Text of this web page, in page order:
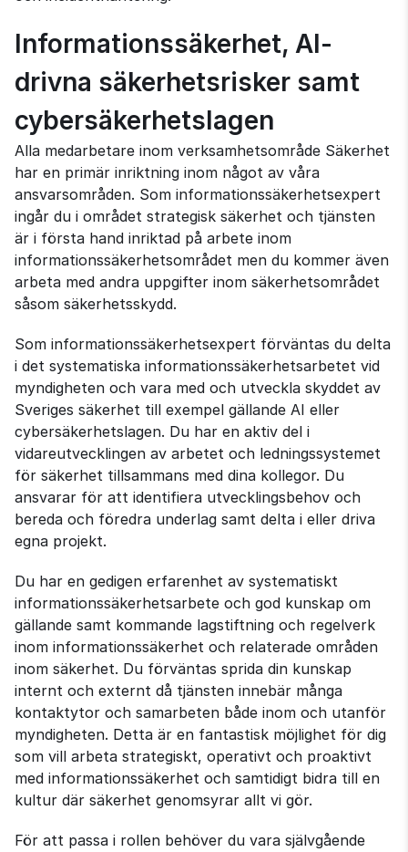
Informationssäkerhet, AI-
drivna säkerhetsrisker samt
cybersäkerhetslagen
Alla medarbetare inom verksamhetsområde Säkerhet
har en primär inriktning inom något av våra
ansvarsområden. Som informationssäkerhetsexpert
ingår du i området strategisk säkerhet och tjänsten
är i första hand inriktad på arbete inom
informationssäkerhetsområdet men du kommer även
arbeta med andra uppgifter inom säkerhetsområdet
såsom säkerhetsskydd.
Som informationssäkerhetsexpert förväntas du delta
i det systematiska informationssäkerhetsarbetet vid
myndigheten och vara med och utveckla skyddet av
Sveriges säkerhet till exempel gällande AI eller
cybersäkerhetslagen. Du har en aktiv del i
vidareutvecklingen av arbetet och ledningssystemet
för säkerhet tillsammans med dina kollegor. Du
ansvarar för att identifiera utvecklingsbehov och
bereda och föredra underlag samt delta i eller driva
egna projekt.
Du har en gedigen erfarenhet av systematiskt
informationssäkerhetsarbete och god kunskap om
gällande samt kommande lagstiftning och regelverk
inom informationssäkerhet och relaterade områden
inom säkerhet. Du förväntas sprida din kunskap
internt och externt då tjänsten innebär många
kontaktytor och samarbeten både inom och utanför
myndigheten. Detta är en fantastisk möjlighet för dig
som vill arbeta strategiskt, operativt och proaktivt
med informationssäkerhet och samtidigt bidra till en
kultur där säkerhet genomsyrar allt vi gör.
För att passa i rollen behöver du vara självgående